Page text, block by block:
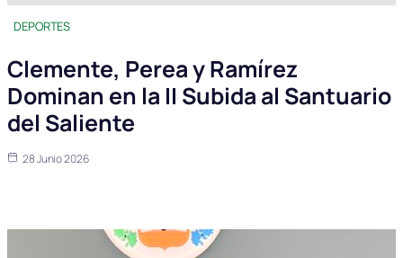
DEPORTES
Clemente, Perea y Ramírez
Dominan en la II Subida al Santuario
del Saliente
28 Junio 2026